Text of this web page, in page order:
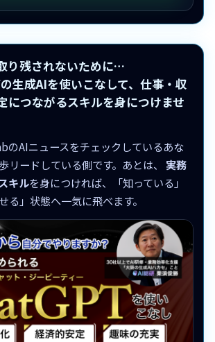
り残されないために…
生成AIを使いこなして、仕事・収
につながるスキルを身につけませ
のAIニュースをチェックしているあな
リードしている側です。あとは、 実務
キルを身につければ、「知っている」
る」状態へ一気に飛べます。